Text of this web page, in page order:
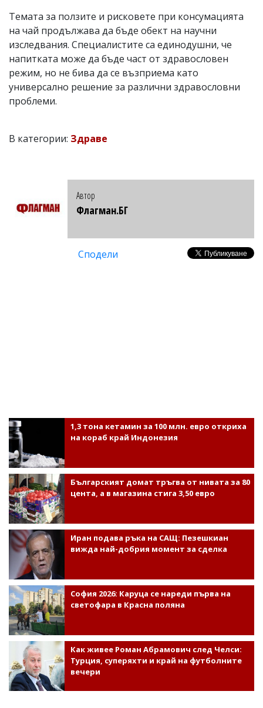
Темата за ползите и рисковете при консумацията
на чай продължава да бъде обект на научни
изследвания. Специалистите са единодушни, че
напитката може да бъде част от здравословен
режим, но не бива да се възприема като
универсално решение за различни здравословни
проблеми.
В категории: Здраве
Автор
Флагман.БГ
Сподели
1,3 тона кетамин за 100 млн. евро откриха
на кораб край Индонезия
Българският домат тръгва от нивата за 80
цента, а в магазина стига 3,50 евро
Иран подава ръка на САЩ: Пезешкиан
вижда най-добрия момент за сделка
София 2026: Каруца се нареди първа на
светофара в Красна поляна
Как живее Роман Абрамович след Челси:
Турция, суперяхти и край на футболните
вечери